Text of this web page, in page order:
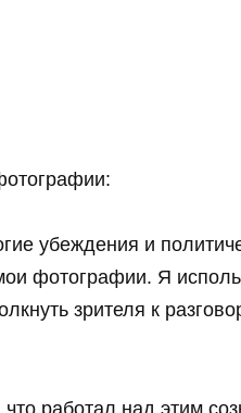
убеждения и
фотографии. Я
зрителя к
что работал над этим